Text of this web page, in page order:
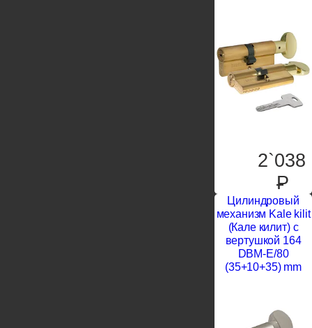
2`038
P
Цилиндровый
механизм Kale kilit
(Кале килит) с
вертушкой 164
DBM-E/80
(35+10+35) mm